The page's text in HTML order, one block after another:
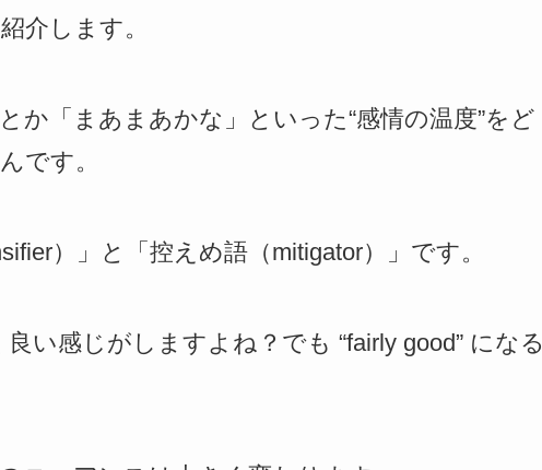
介します。
か「まあまあかな」といった“感情の温度”をど
です。
）」と「控えめ語（mitigator）」です。
い感じがしますよね？でも “fairly good” になる